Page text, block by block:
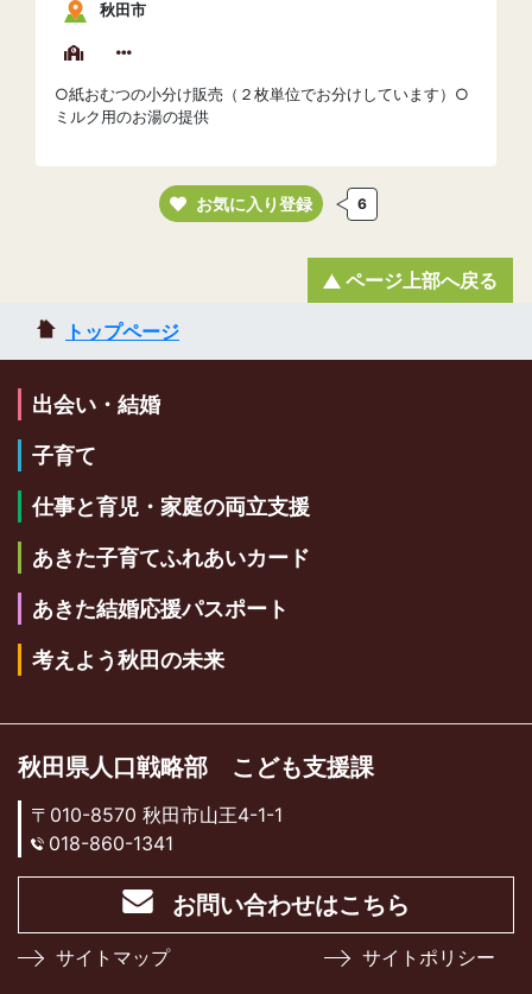
秋田市
○紙おむつの小分け販売（２枚単位でお分けしています）○
ミルク用のお湯の提供
お気に入り登録 6
トップページ
ページ上部へ戻る
出会い・結婚
子育て
仕事と育児・家庭の両立支援
あきた子育てふれあいカード
あきた結婚応援パスポート
考えよう秋田の未来
秋田県人口戦略部 こども支援課
〒010-8570 秋田市山王4-1-1
018-860-1341
お問い合わせはこちら
サイトマップ サイトポリシー